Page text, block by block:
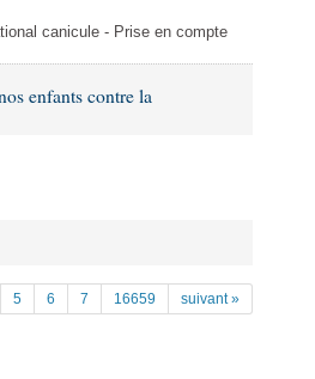
canicule - Prise en compte
enfants contre la
5 6 7 16659 suivant »